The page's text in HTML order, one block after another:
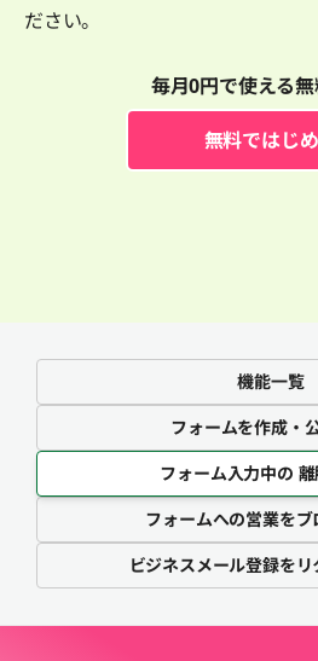
機能一覧
フォームを作成・
フォーム入力中の
フォームへの営業をブ
ビジネスメール登録を
ださい。
毎月0円で使える
無料ではじ